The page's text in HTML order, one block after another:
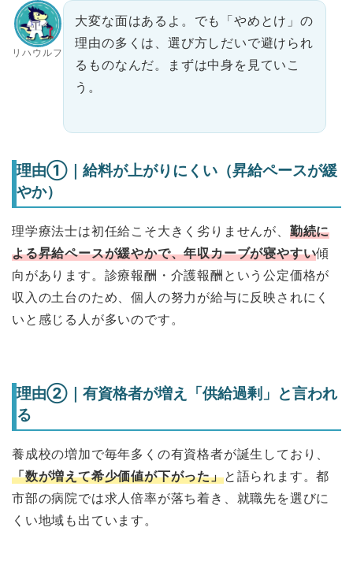
リハウルフ
大変な面はあるよ。でも「やめとけ」の
理由の多くは、選び方しだいで避けられ
るものなんだ。まずは中身を見ていこ
う。
理由①｜給料が上がりにくい（昇給ペースが緩
やか）
理学療法士は初任給こそ大きく劣りませんが、 勤続に
よる昇給ペースが緩やかで、年収カーブが寝やすい傾
向があります。診療報酬・介護報酬という公定価格が
収入の土台のため、個人の努力が給与に反映されにく
いと感じる人が多いのです。
理由②｜有資格者が増え「供給過剰」と言われ
る
養成校の増加で毎年多くの有資格者が誕生しており、
「数が増えて希少価値が下がった」と語られます。都
市部の病院では求人倍率が落ち着き、就職先を選びに
くい地域も出ています。